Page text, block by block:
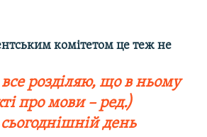
комітетом це теж не
розділяю, що в ньому
про мови – ред.)
день